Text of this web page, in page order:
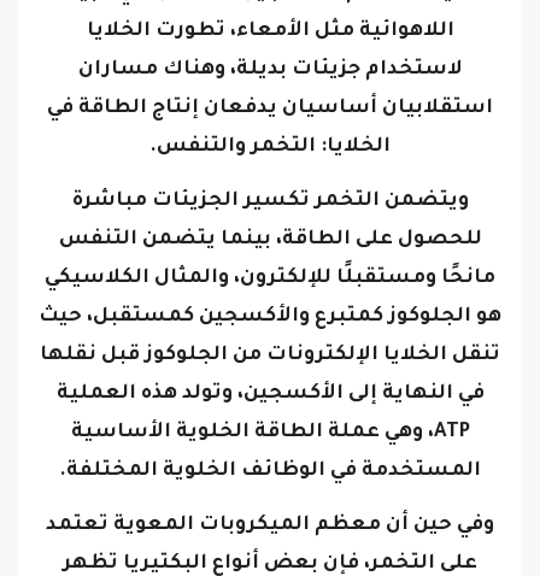
اللاهوائية مثل الأمعاء، تطورت الخلايا
لاستخدام جزيئات بديلة، وهناك مساران
استقلابيان أساسيان يدفعان إنتاج الطاقة في
الخلايا: التخمر والتنفس.
ويتضمن التخمر تكسير الجزيئات مباشرة
للحصول على الطاقة، بينما يتضمن التنفس
مانحًا ومستقبلًا للإلكترون، والمثال الكلاسيكي
هو الجلوكوز كمتبرع والأكسجين كمستقبل، حيث
تنقل الخلايا الإلكترونات من الجلوكوز قبل نقلها
في النهاية إلى الأكسجين، وتولد هذه العملية
ATP، وهي عملة الطاقة الخلوية الأساسية
المستخدمة في الوظائف الخلوية المختلفة.
وفي حين أن معظم الميكروبات المعوية تعتمد
على التخمر، فإن بعض أنواع البكتيريا تظهر